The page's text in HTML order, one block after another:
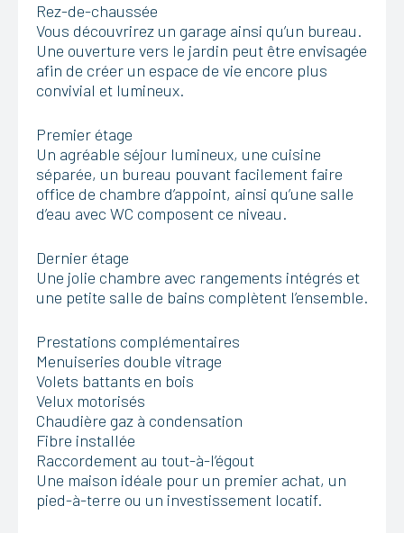
Rez-de-chaussée
Vous découvrirez un garage ainsi qu’un bureau.
Une ouverture vers le jardin peut être envisagée
afin de créer un espace de vie encore plus
convivial et lumineux.
Premier étage
Un agréable séjour lumineux, une cuisine
séparée, un bureau pouvant facilement faire
office de chambre d’appoint, ainsi qu’une salle
d’eau avec WC composent ce niveau.
Dernier étage
Une jolie chambre avec rangements intégrés et
une petite salle de bains complètent l’ensemble.
Prestations complémentaires
Menuiseries double vitrage
Volets battants en bois
Velux motorisés
Chaudière gaz à condensation
Fibre installée
Raccordement au tout-à-l’égout
Une maison idéale pour un premier achat, un
pied-à-terre ou un investissement locatif.